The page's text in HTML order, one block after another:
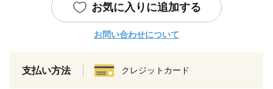
お気に入りに追加する
お問い合わせについて
支払い方法 クレジットカード